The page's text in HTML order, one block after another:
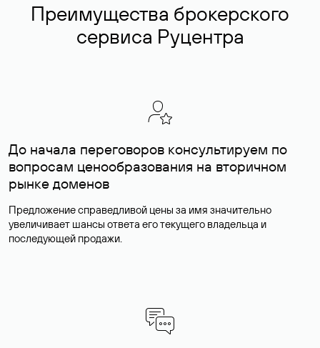
Преимущества брокерского
сервиса Руцентра
До начала переговоров консультируем по
вопросам ценообразования на вторичном
рынке доменов
Предложение справедливой цены за имя значительно
увеличивает шансы ответа его текущего владельца и
последующей продажи.